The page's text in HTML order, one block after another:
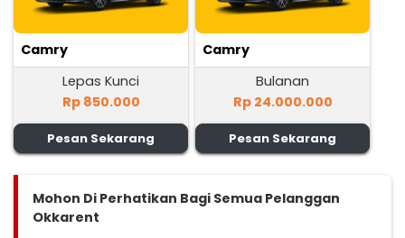
Camry
Lepas Kunci
Rp 850.000
Pesan Sekarang
Camry
Bulanan
Rp 24.000.000
Pesan Sekarang
Mohon Di Perhatikan Bagi Semua Pelanggan
Okkarent